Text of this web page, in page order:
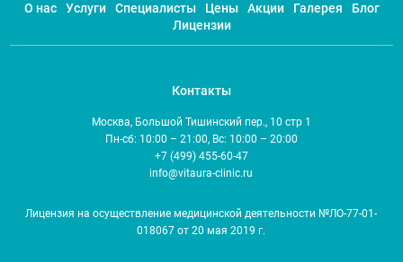
О нас Услуги Специалисты Цены Акции Галерея
Блог
Лицензии
Контакты
Москва, Большой Тишинский пер., 10 стр 1
Пн-сб: 10:00 – 21:00, Вс: 10:00 – 20:00
+7 (499) 455-60-47
info@vitaura-clinic.ru
Лицензия на осуществление медицинской деятельности №ЛО-77-01-
018067 от 20 мая 2019 г.